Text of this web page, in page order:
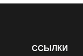
ССЫЛКИ